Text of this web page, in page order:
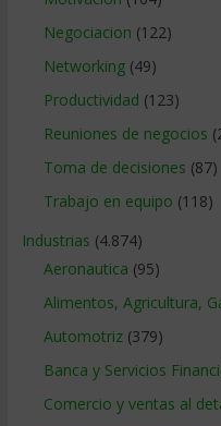
Negociacion (122)
Networking(49)
Productividad (123)
Reuniones de negocios
Toma de decisiones (87)
Trabajo en equipo (118)
Industrias (4.874)
Aeronautica (95)
Alimentos, Agricultura,
Automotriz(379)
Banca y Servicios
Comercio y ventas al